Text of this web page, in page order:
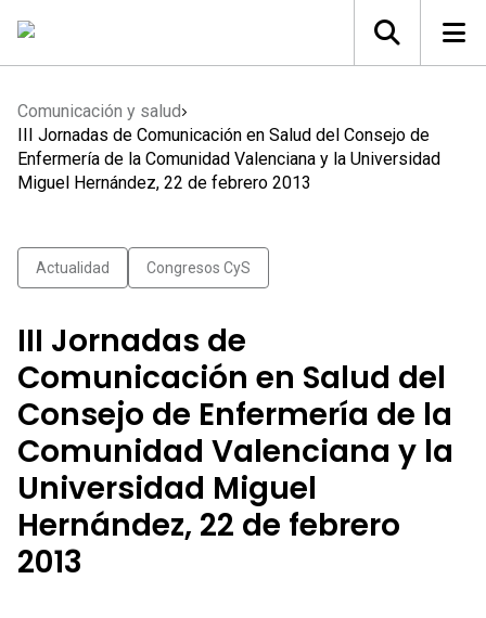
Comunicación y salud
III Jornadas de Comunicación en Salud del Consejo de
Enfermería de la Comunidad Valenciana y la Universidad
Miguel Hernández, 22 de febrero 2013
Actualidad Congresos CyS
III Jornadas de
Comunicación en Salud del
Consejo de Enfermería de la
Comunidad Valenciana y la
Universidad Miguel
Hernández, 22 de febrero
2013